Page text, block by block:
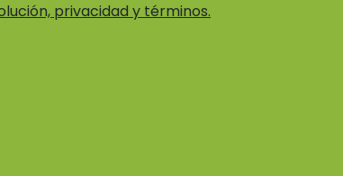
privacidad y términos.